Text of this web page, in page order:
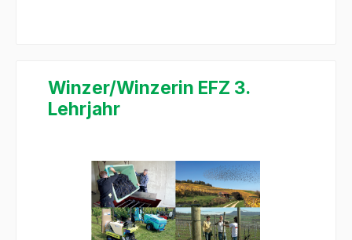
Winzer/Winzerin EFZ 3.
Lehrjahr
Bildergalerie überspringen